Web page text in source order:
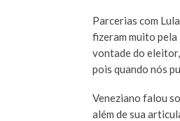
Parcerias com
fizeram muito pela
vontade do
pois quando nós
Veneziano falou
além de sua